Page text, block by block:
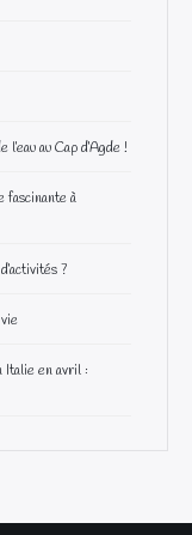
au Cap d’Agde !
fascinante à
?
Italie en avril :